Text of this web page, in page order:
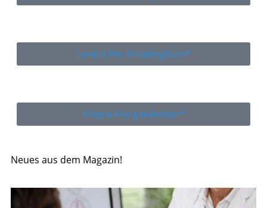
Lorano Pro Antiallergikum*
Allegra Allergietabletten*
Neues aus dem Magazin!